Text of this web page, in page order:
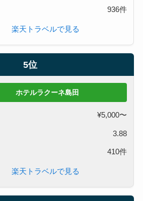
936件
楽天トラベルで見る
5位
ホテルラクーネ島田
¥5,000〜
3.88
410件
楽天トラベルで見る